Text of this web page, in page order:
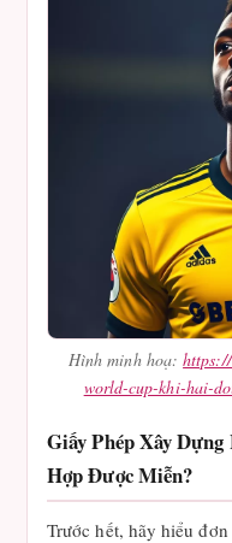
Hình minh hoạ:
world-cup-khi-hai-
Giấy Phép Xây
Hợp Được Miễn?
Trước hết, hãy hiểu